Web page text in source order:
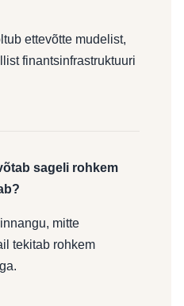
ettevõtte mudelist,
finantsinfrastruktuuri
sageli rohkem
mitte
tekitab rohkem